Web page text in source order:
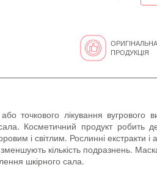
ОРИГІНАЛЬНА
ПРОДУКЦІЯ
точкового лікування
Косметичний продукт робить
і світлим. Рослинні екстракти
кількість подразнень.
шкірного сала.